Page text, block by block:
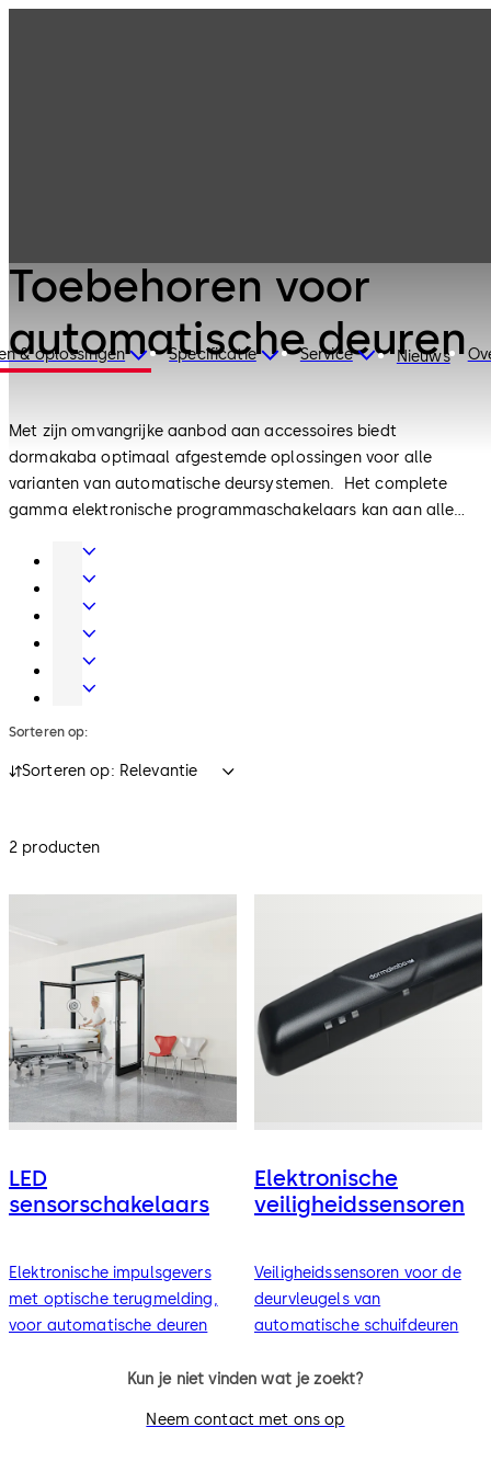
& oplossingen Specificatie Service Nieuws
Toebehoren voor
automatische deuren
Met zijn omvangrijke aanbod aan accessoires biedt
dormakaba optimaal afgestemde oplossingen voor alle
varianten van automatische deursystemen. Het complete
gamma elektronische programmaschakelaars kan aan alle
worden voldoen.
Deurtechniek
Automatische
deuren
beveiligingsdeuren
Mechanische
sluitsystemen
Elektronische
toegang
Hotelsystemen
Kluissloten
Sorteren op:
Sorteren op: Relevantie
2 producten
LED
sensorschakelaars
Elektronische impulsgevers
met optische terugmelding,
voor automatische deuren
Elektronische
veiligheidssensoren
Veiligheidssensoren voor de
deurvleugels van
automatische schuifdeuren
Kun je niet vinden wat je zoekt?
Neem contact met ons op